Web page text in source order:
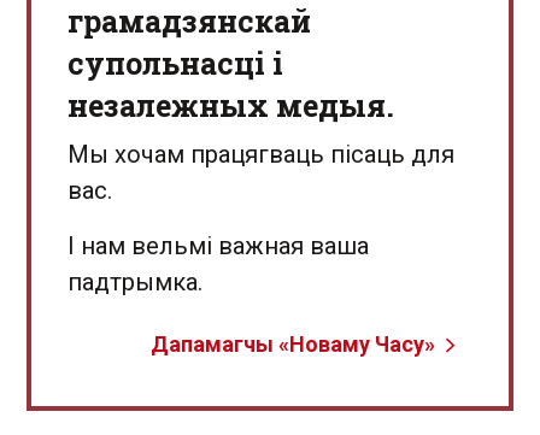
грамадзянскай
супольнасці і
незалежных медыя.
Мы хочам працягваць пісаць для
вас.
І нам вельмі важная ваша
падтрымка.
Дапамагчы «Новаму Часу»